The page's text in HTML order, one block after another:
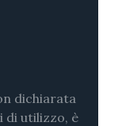
dichiarata
di utilizzo, è